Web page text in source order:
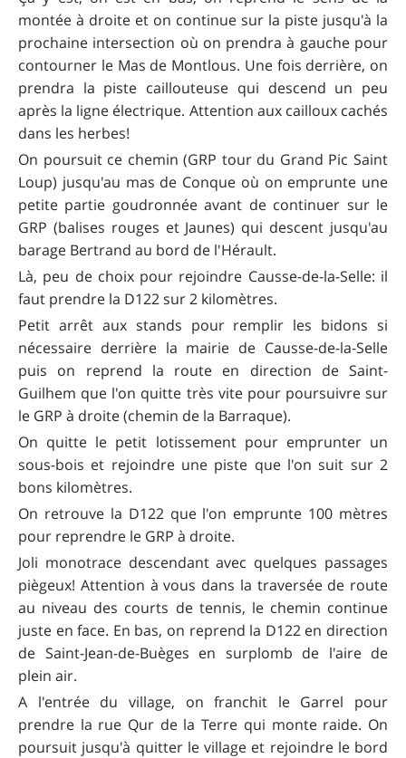
montée à droite et on continue sur la piste jusqu'à la
prochaine intersection où on prendra à gauche pour
contourner le Mas de Montlous. Une fois derrière, on
prendra la piste caillouteuse qui descend un peu
après la ligne électrique. Attention aux cailloux cachés
dans les herbes!
On poursuit ce chemin (GRP tour du Grand Pic Saint
Loup) jusqu'au mas de Conque où on emprunte une
petite partie goudronnée avant de continuer sur le
GRP (balises rouges et Jaunes) qui descent jusqu'au
barage Bertrand au bord de l'Hérault.
Là, peu de choix pour rejoindre Causse-de-la-Selle: il
faut prendre la D122 sur 2 kilomètres.
Petit arrêt aux stands pour remplir les bidons si
nécessaire derrière la mairie de Causse-de-la-Selle
puis on reprend la route en direction de Saint-
Guilhem que l'on quitte très vite pour poursuivre sur
le GRP à droite (chemin de la Barraque).
On quitte le petit lotissement pour emprunter un
sous-bois et rejoindre une piste que l'on suit sur 2
bons kilomètres.
On retrouve la D122 que l'on emprunte 100 mètres
pour reprendre le GRP à droite.
Joli monotrace descendant avec quelques passages
piègeux! Attention à vous dans la traversée de route
au niveau des courts de tennis, le chemin continue
juste en face. En bas, on reprend la D122 en direction
de Saint-Jean-de-Buèges en surplomb de l'aire de
plein air.
A l'entrée du village, on franchit le Garrel pour
prendre la rue Qur de la Terre qui monte raide. On
poursuit jusqu'à quitter le village et rejoindre le bord